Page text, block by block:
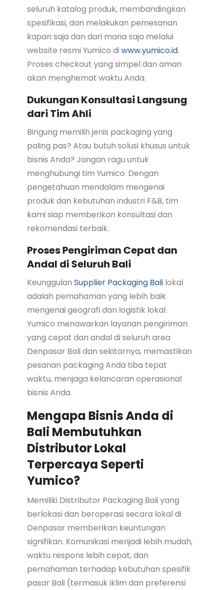
seluruh katalog produk, membandingkan
spesifikasi, dan melakukan pemesanan
kapan saja dan dari mana saja melalui
website resmi Yumico di www.yumico.id.
Proses checkout yang simpel dan aman
akan menghemat waktu Anda.
Dukungan Konsultasi Langsung
dari Tim Ahli
Bingung memilih jenis packaging yang
paling pas? Atau butuh solusi khusus untuk
bisnis Anda? Jangan ragu untuk
menghubungi tim Yumico. Dengan
pengetahuan mendalam mengenai
produk dan kebutuhan industri F&B, tim
kami siap memberikan konsultasi dan
rekomendasi terbaik.
Proses Pengiriman Cepat dan
Andal di Seluruh Bali
Keunggulan Supplier Packaging Balilokal
adalah pemahaman yang lebih baik
mengenai geografi dan logistik lokal.
Yumico menawarkan layanan pengiriman
yang cepat dan andal di seluruh area
Denpasar Bali dan sekitarnya, memastikan
pesanan packaging Anda tiba tepat
waktu, menjaga kelancaran operasional
bisnis Anda.
Mengapa Bisnis Anda di
Bali Membutuhkan
Distributor Lokal
Terpercaya Seperti
Yumico?
Memiliki Distributor Packaging Bali yang
berlokasi dan beroperasi secara lokal di
Denpasar memberikan keuntungan
signifikan. Komunikasi menjadi lebih mudah,
waktu respons lebih cepat, dan
pemahaman terhadap kebutuhan spesifik
pasar Bali (termasuk iklim dan preferensi